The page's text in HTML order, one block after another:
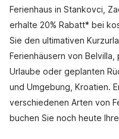
Ferienhaus in Stankovci,
erhalte 20% Rabatt* bei
Sie den ultimativen
Ferienhäusern von
Urlaube oder geplanten
und Umgebung, Kroatien.
verschiedenen Arten von
buchen Sie noch heute